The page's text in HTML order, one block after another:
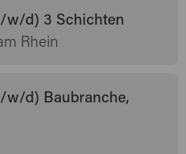
w/d) 3 Schichten
Rhein
w/d) Baubranche,